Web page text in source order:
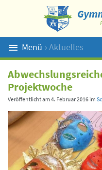
Menü › Aktuelles
Suche
Projektwoche
Veröffentlicht am 4. Februar 2016 im